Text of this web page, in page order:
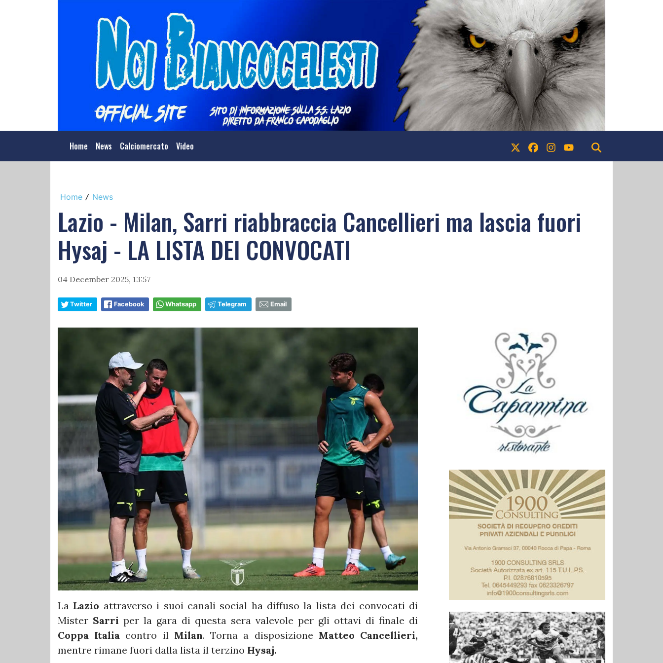
Home News Calciomercato Video
Home / News
Lazio - Milan, Sarri riabbraccia Cancellieri ma lascia fuori
Hysaj - LA LISTA DEI CONVOCATI
04 December 2025, 13:57
Twitter Facebook Whatsapp Telegram Email
La Lazio attraverso i suoi canali social ha diffuso la lista dei convocati di
Mister Sarri per la gara di questa sera valevole per gli ottavi di finale di
Coppa Italia contro il Milan. Torna a disposizione Matteo Cancellieri,
mentre rimane fuori dalla lista il terzino Hysaj.